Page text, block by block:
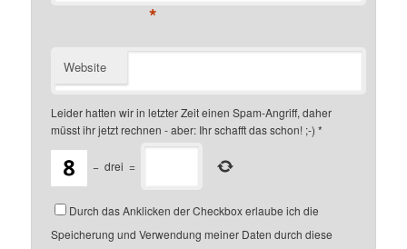
*
Website
Leider hatten wir in letzter Zeit einen Spam-Angriff, daher
müsst ihr jetzt rechnen - aber: Ihr schafft das schon! ;-) *
− drei =
Durch das Anklicken der Checkbox erlaube ich die
Speicherung und Verwendung meiner Daten durch diese